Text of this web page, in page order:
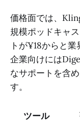
価格面では、
規模ポッドキャ
トが¥18からと
企業向けには
なサポートを含
す。
ツール